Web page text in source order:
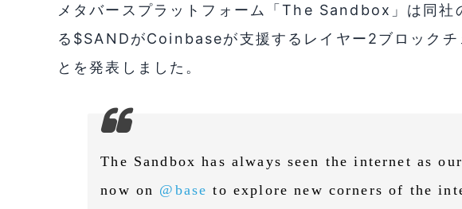
メタバースプラットフォーム「The Sandbox」は同社
る$SANDがCoinbaseが支援するレイヤー2ブロックチ
とを発表しました。
The Sandbox has always seen the internet as
now on @base to explore new corners of the